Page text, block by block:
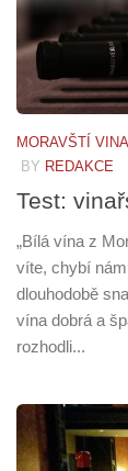
MORAVŠTÍ
BY REDAKCE
Test:
„Bílá vína z
víte, chybí
dlouhodobě
vína dobrá a
rozhodli...